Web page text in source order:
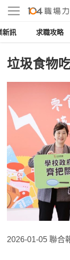
新訊 求職攻略
垃圾食物
2026-01-05 聯合